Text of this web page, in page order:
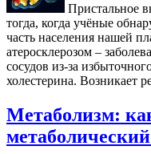
Пристальное
тогда, когда учёные
часть населения нашей
атеросклерозом –
сосудов из-за
холестерина. Возникает
Метаболизм: